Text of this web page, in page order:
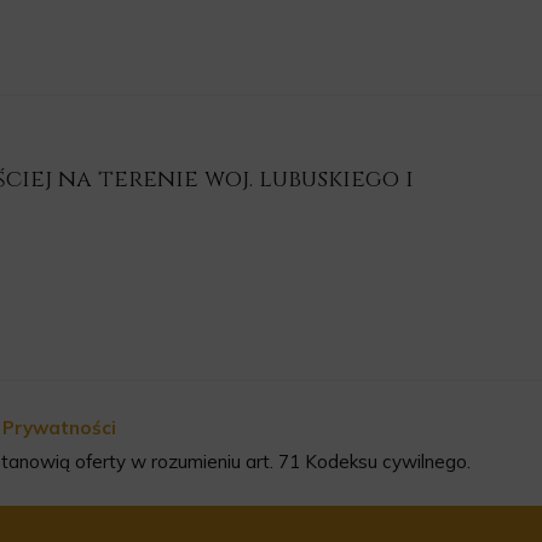
na terenie woj. lubuskiego i
oferty w rozumieniu art. 71 Kodeksu cywilnego.